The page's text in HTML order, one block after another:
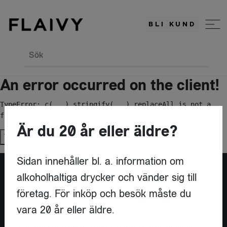
BLI KUND
Sök
An error occurred on the client!
TypeError: c(...).stringify(...).replaceAll is not a
function
Try again
Är du leverantör?
Är du 20 år eller äldre?
Sidan innehåller bl. a. information om
alkoholhaltiga drycker och vänder sig till
företag. För inköp och besök måste du
vara 20 år eller äldre.